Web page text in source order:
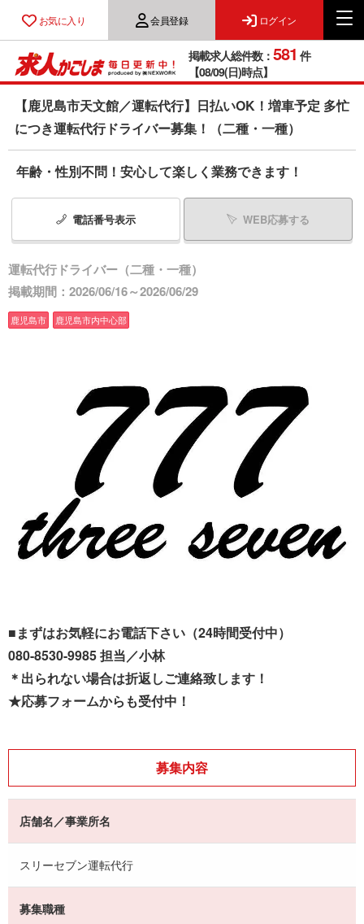
お気に入り 会員登録 ログイン
掲載求人総件数： 581 件
【08/09(日)時点】
【鹿児島市天文館／運転代行】日払いOK！増車予定 多忙
につき運転代行ドライバー募集！（二種・一種）
年齢・性別不問！安心して楽しく業務できます！
電話番号表示 WEB応募する
運転代行ドライバー（二種・一種）
掲載期間：2026/06/16～2026/06/29
鹿児島市 鹿児島市内中心部
■まずはお気軽にお電話下さい（24時間受付中）
080-8530-9985 担当／小林
＊出られない場合は折返しご連絡致します！
★応募フォームからも受付中！
募集内容
店舗名／事業所名
スリーセブン運転代行
募集職種